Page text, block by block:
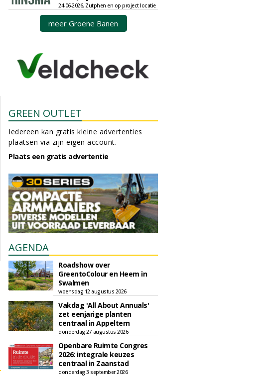
24-06-2026, Zutphen en op project locatie
meer Groene Banen
GREEN OUTLET
Iedereen kan gratis kleine advertenties
plaatsen via zijn eigen account.
Plaats een gratis advertentie
AGENDA
Roadshow over
GreentoColour en Heem in
Swalmen
woensdag 12 augustus 2026
Vakdag 'All About Annuals'
zet eenjarige planten
centraal in Appeltern
donderdag 27 augustus 2026
Openbare Ruimte Congres
2026: integrale keuzes
centraal in Zaanstad
donderdag 3 september 2026